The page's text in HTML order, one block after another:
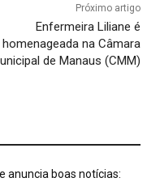
Próximo artigo
Enfermeira Liliane é
homenageada na Câmara
de Manaus (CMM)
anuncia boas notícias: